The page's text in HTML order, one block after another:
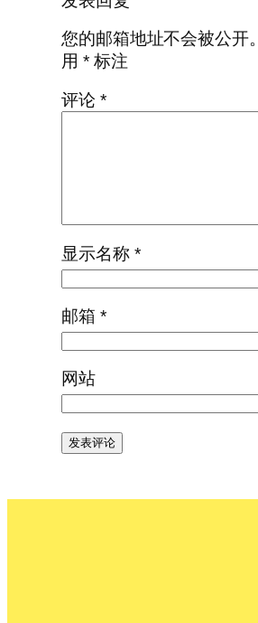
您的邮箱地址不会被公开。
用 *标注
评论 *
显示名称 *
邮箱 *
网站